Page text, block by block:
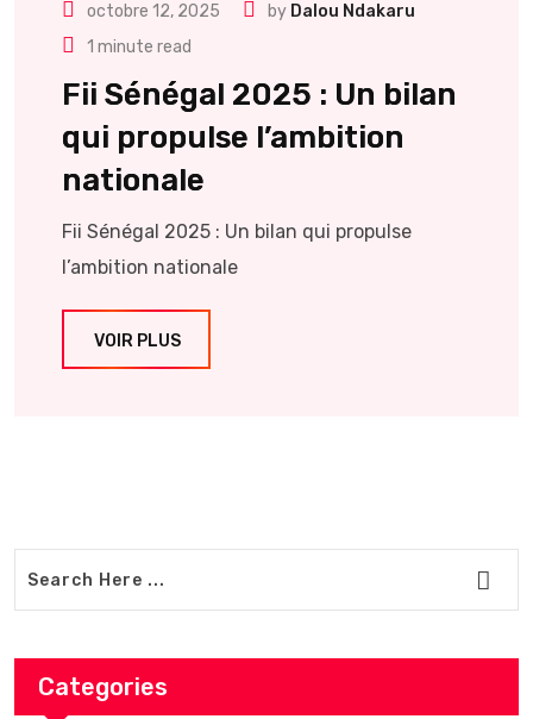
octobre 12, 2025 by Dalou Ndakaru
1 minute read
Fii Sénégal 2025 : Un bilan
qui propulse l’ambition
nationale
Fii Sénégal 2025 : Un bilan qui propulse
l’ambition nationale
VOIR PLUS
Categories